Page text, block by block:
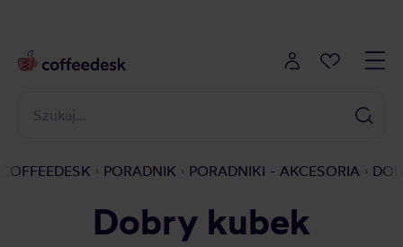
COFFEEDESK PORADNIK PORADNIKI - AKCESORIA
Dobry kubek